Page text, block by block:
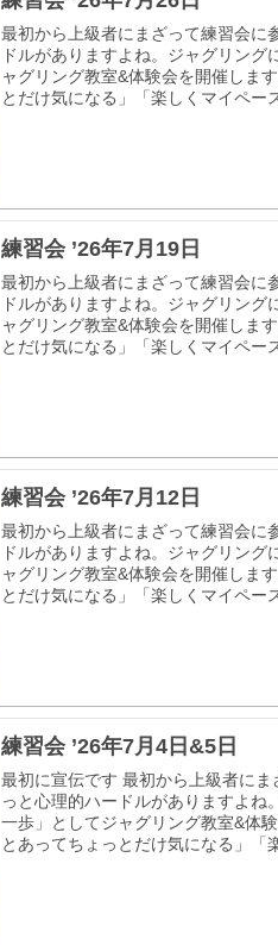
最初から上級者にまざって練習会に
ドルがありますよね。ジャグリン
ャグリング教室&体験会を開催しま
とだけ気になる」「楽しくマイペー
練習会 ’26年7月19日
最初から上級者にまざって練習会に
ドルがありますよね。ジャグリン
ャグリング教室&体験会を開催しま
とだけ気になる」「楽しくマイペー
練習会 ’26年7月12日
最初から上級者にまざって練習会に
ドルがありますよね。ジャグリン
ャグリング教室&体験会を開催しま
とだけ気になる」「楽しくマイペー
練習会 ’26年7月4日&5日
最初に宣伝です 最初から上級者に
っと心理的ハードルがありますよね
一歩」としてジャグリング教室&体
とあってちょっとだけ気になる」「